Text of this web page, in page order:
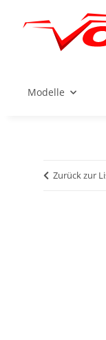
Modelle
Zurück zur